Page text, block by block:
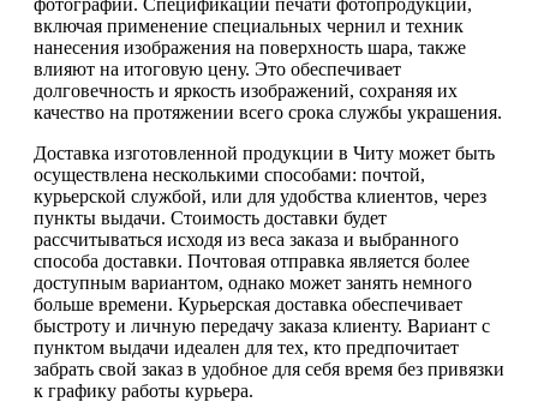
фотографии. Спецификации печати фотопродукции,
включая применение специальных чернил и техник
нанесения изображения на поверхность шара, также
влияют на итоговую цену. Это обеспечивает
долговечность и яркость изображений, сохраняя их
качество на протяжении всего срока службы украшения.
Доставка изготовленной продукции в Читу может быть
осуществлена несколькими способами: почтой,
курьерской службой, или для удобства клиентов, через
пункты выдачи. Стоимость доставки будет
рассчитываться исходя из веса заказа и выбранного
способа доставки. Почтовая отправка является более
доступным вариантом, однако может занять немного
больше времени. Курьерская доставка обеспечивает
быстроту и личную передачу заказа клиенту. Вариант с
пунктом выдачи идеален для тех, кто предпочитает
забрать свой заказ в удобное для себя время без привязки
к графику работы курьера.